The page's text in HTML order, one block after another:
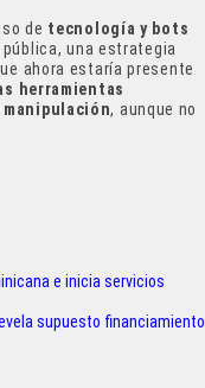
de tecnología y bots
una estrategia
ahora estaría presente
herramientas
, aunque no
e inicia servicios
supuesto financiamiento